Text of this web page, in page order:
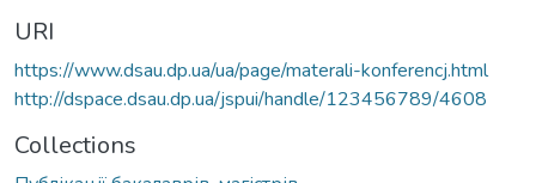
URI
https://www.dsau.dp.ua/ua/page/materali-konferencj.html
http://dspace.dsau.dp.ua/jspui/handle/123456789/4608
Collections